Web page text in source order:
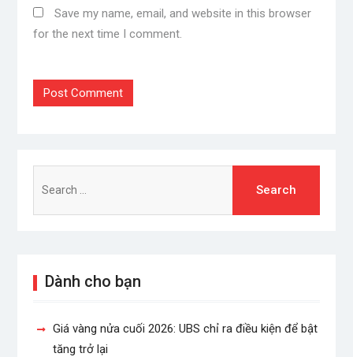
Save my name, email, and website in this browser
for the next time I comment.
for:
Dành cho bạn
Giá vàng nửa cuối 2026: UBS chỉ ra điều kiện để bật
tăng trở lại